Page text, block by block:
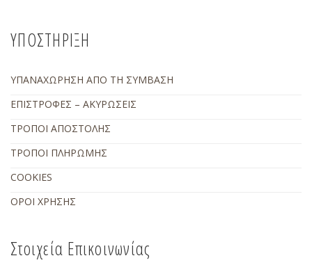
ΥΠΟΣΤΗΡΙΞΗ
ΥΠΑΝΑΧΩΡΗΣΗ ΑΠΟ ΤΗ ΣΥΜΒΑΣΗ
ΕΠΙΣΤΡΟΦΕΣ – ΑΚΥΡΩΣΕΙΣ
ΤΡΟΠΟΙ ΑΠΟΣΤΟΛΗΣ
ΤΡΟΠΟΙ ΠΛΗΡΩΜΗΣ
COOKIES
ΟΡΟΙ ΧΡΗΣΗΣ
Στοιχεία Επικοινωνίας